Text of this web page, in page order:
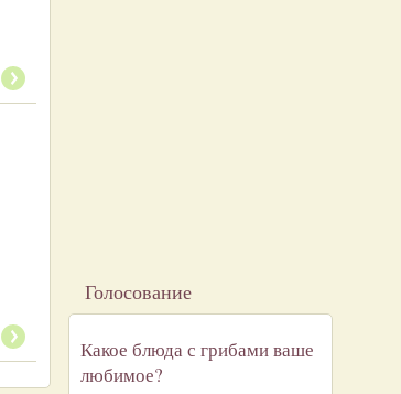
Голосование
Какое блюда с грибами ваше
любимое?